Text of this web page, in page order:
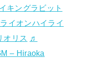
キングラビット
イオンハイライ
オリス
♬
– Hiraoka